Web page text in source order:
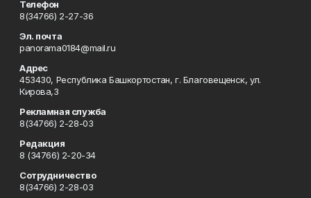
Телефон
8(34766) 2-27-36
Эл. почта
panorama0184@mail.ru
Адрес
453430, Республика Башкортостан, г. Благовещенск, ул.
Кирова,3
Рекламная служба
8(34766) 2-28-03
Редакция
8 (34766) 2-20-34
Сотрудничество
8(34766) 2-28-03